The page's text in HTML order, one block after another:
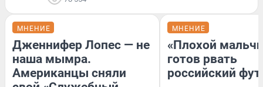
МНЕНИЕ
Дженнифер Лопес — не
наша мымра.
Американцы сняли
МНЕНИЕ
«Плохой
готов рвать
российский